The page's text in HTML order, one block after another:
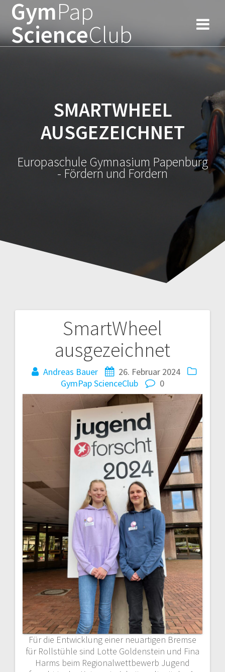
springen
GymPap
ScienceClub
SMARTWHEEL
AUSGEZEICHNET
Europaschule Gymnasium Papenburg
- Fördern und Fordern
SmartWheel
ausgezeichnet
Andreas Bauer
26. Februar 2024
GymPap ScienceClub
0
Für die Entwicklung einer neuartigen Bremse
für Rollstühle sind Lotte Goldenstein und Fina
Harms beim Regionalwettbewerb Jugend
Beitragsnavigation